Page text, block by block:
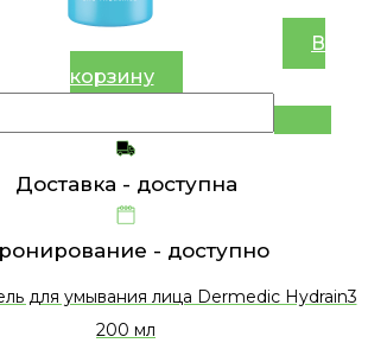
В
корзину
Доставка - доступна
- доступно
для умывания лица Dermedic Hydrain3
200 мл